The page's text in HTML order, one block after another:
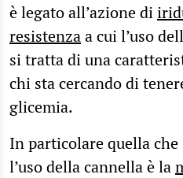
è legato all’azione di
resistenzaa cui l’uso
si tratta di una
chi sta cercando di
glicemia.
In particolare quella
l’uso della cannella è la